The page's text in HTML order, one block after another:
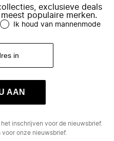
exclusieve deals
populaire merken.
Ik houd van mannenmode
AAN
het inschrijven voor de nieuwsbrief.
onze nieuwsbrief.